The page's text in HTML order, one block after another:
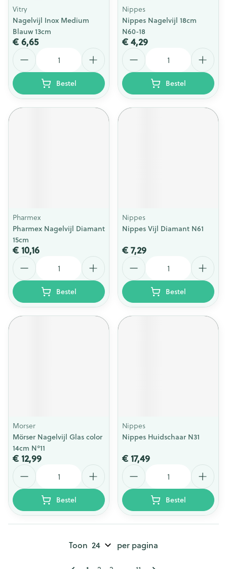
Vitry
Nagelvijl Inox Medium
Blauw 13cm
€ 6,65
Bestel
Nippes
Nippes Nagelvijl 18cm
N60-18
€ 4,29
Bestel
Pharmex
Pharmex Nagelvijl Diamant
15cm
€ 10,16
Bestel
Nippes
Nippes Vijl Diamant N61
€ 7,29
Aantal
Bestel
Morser
Mörser Nagelvijl Glas color
14cm N°11
€ 12,99
Bestel
Nippes
Nippes Huidschaar N31
€ 17,49
Aantal
Bestel
Pagina's
Toon per pagina